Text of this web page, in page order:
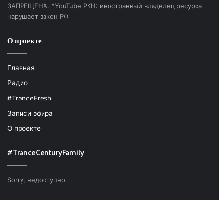
ЗАПРЕЩЕНА. *YouTube РКН: иностранный владелец ресурса
нарушает закон РФ
О проекте
Главная
Радио
#TranceFresh
Записи эфира
О проекте
#TranceCenturyFamily
Sorry, недоступно!